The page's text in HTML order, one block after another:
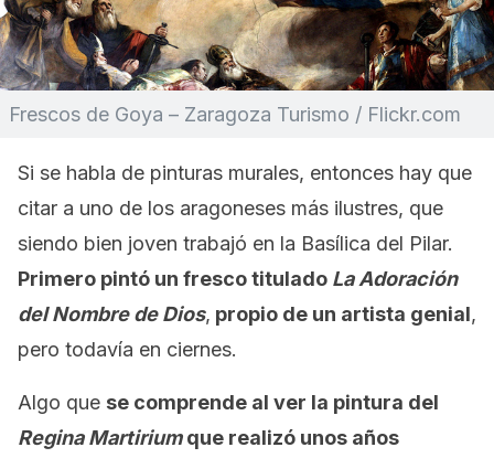
Frescos de Goya – Zaragoza Turismo / Flickr.com
Si se habla de pinturas murales, entonces hay que
citar a uno de los aragoneses más ilustres, que
siendo bien joven trabajó en la Basílica del Pilar.
Primero pintó un fresco titulado La Adoración
del Nombre de Dios, propio de un artista genial,
pero todavía en ciernes.
Algo que se comprende al ver la pintura del
Regina Martiriumque realizó unos años